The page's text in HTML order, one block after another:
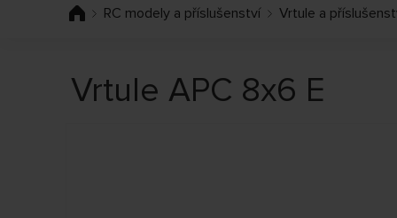
RC modely a příslušenství Vrtule a
Vrtule APC 8x6 E